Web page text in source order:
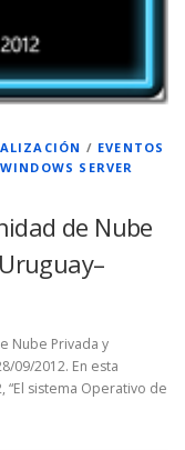
/ EVENTOS
WINDOWS SERVER
de Nube
Nube Privada y
09/2012. En esta
sistema Operativo de